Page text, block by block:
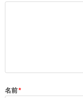
名前*